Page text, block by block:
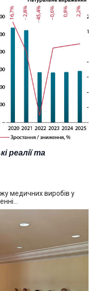
реалії та
медичних виробів у